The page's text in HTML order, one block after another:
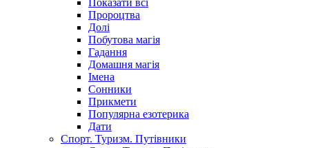
Показати всі
Пророцтва
Долі
Побутова магія
Гадання
Домашня магія
Імена
Сонники
Прикмети
Популярна езотерика
Дати
Спорт. Туризм. Путівники